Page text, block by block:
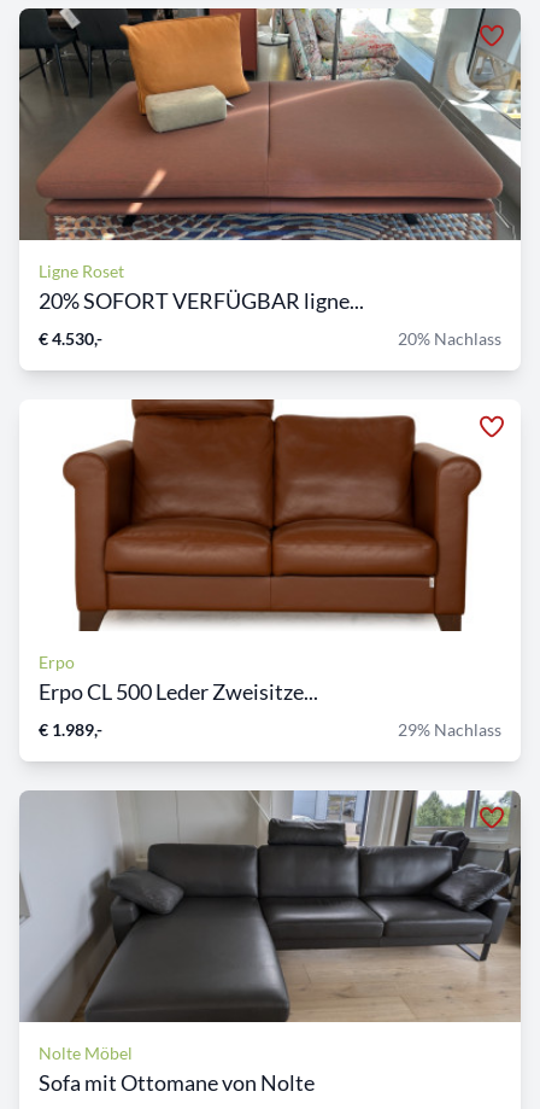
Ligne Roset
20% SOFORT VERFÜGBAR ligne...
€ 4.530,- 20% Nachlass
Erpo
Erpo CL 500 Leder Zweisitze...
€ 1.989,- 29% Nachlass
Nolte Möbel
Sofa mit Ottomane von Nolte